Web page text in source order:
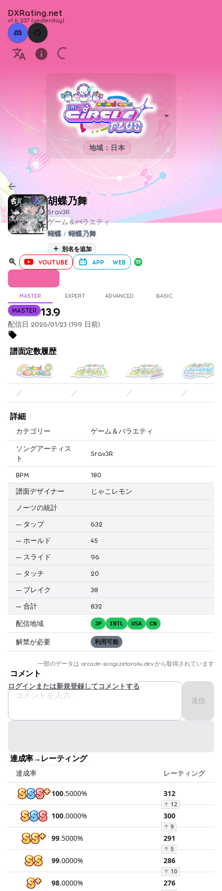
DXRating.net
v1.6.237 (yesterday)
地域：日本
胡蝶乃舞
Srav3R
ゲーム＆バラエティ
蝴蝶 / 蝴蝶乃舞
別名を追加
YOUTUBE APP WEB
MASTER EXPERT ADVANCED BASIC
MASTER 13.9
配信日 2026/01/23 (199 日前)
譜面定数履歴
／ ／ ／ ／
詳細
カテゴリー ゲーム＆バラエティ
ソングアーティス
ト
Srav3R
BPM
180
譜面デザイナー
じゃこレモン
ノーツの統計
— タップ
632
— ホールド
45
— スライド
96
— タッチ
20
— ブレイク
38
— 合計 832
配信地域 JP INTL USA CN
解禁が必要 利用可能
一部のデータは arcade-songs.zetaraku.devから取得されています
コメント
送信
ログインまたは新規登録してコメントする
達成率→レーティング
達成率 レーティング
100.5000% 312
↑ 12
100.0000% 300
↑ 9
99.5000% 291
↑ 5
99.0000% 286
↑ 10
98.0000% 276